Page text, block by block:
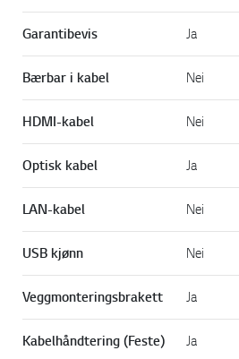
Garantibevis Ja
Bærbar i kabel Nei
HDMI-kabel Nei
Optisk kabel Ja
LAN-kabel Nei
USB kjønn Nei
Veggmonteringsbrakett Ja
Kabelhåndtering (Feste) Ja